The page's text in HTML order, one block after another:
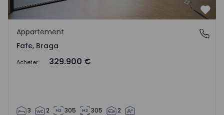
Fafe, Braga
Appartement
Fafe, Braga
Acheter 329.900 €
3 2 305 305 2